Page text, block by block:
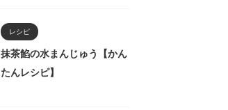
レシピ
抹茶餡の水まんじゅう【かん
たんレシピ】